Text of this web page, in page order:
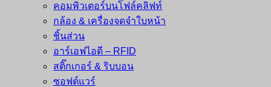
คอมพิวเตอร์บนโฟล์คลิฟท์
กล้อง & เครื่องจดจำใบหน้า
ชิ้นส่วน
อาร์เอฟไอดี – RFID
สติ๊กเกอร์ & ริบบอน
ซอฟต์แวร์